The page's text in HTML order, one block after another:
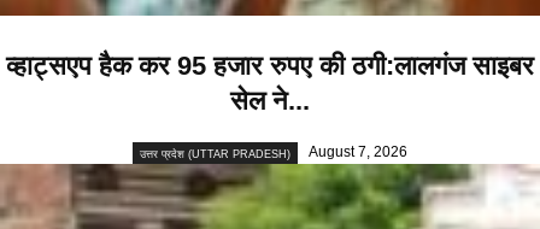
व्हाट्सएप हैक कर 95 हजार रुपए की ठगी:लालगंज साइबर
सेल ने...
उत्तर प्रदेश (UTTAR PRADESH) August 7, 2026